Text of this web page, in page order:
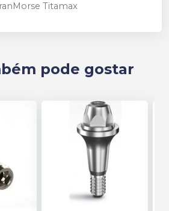
Titamax
pode gostar